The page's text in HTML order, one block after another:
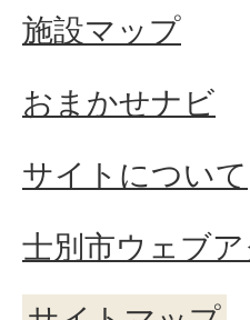
施設マップ
おまかせナビ
サイトについて
士別市ウェブ